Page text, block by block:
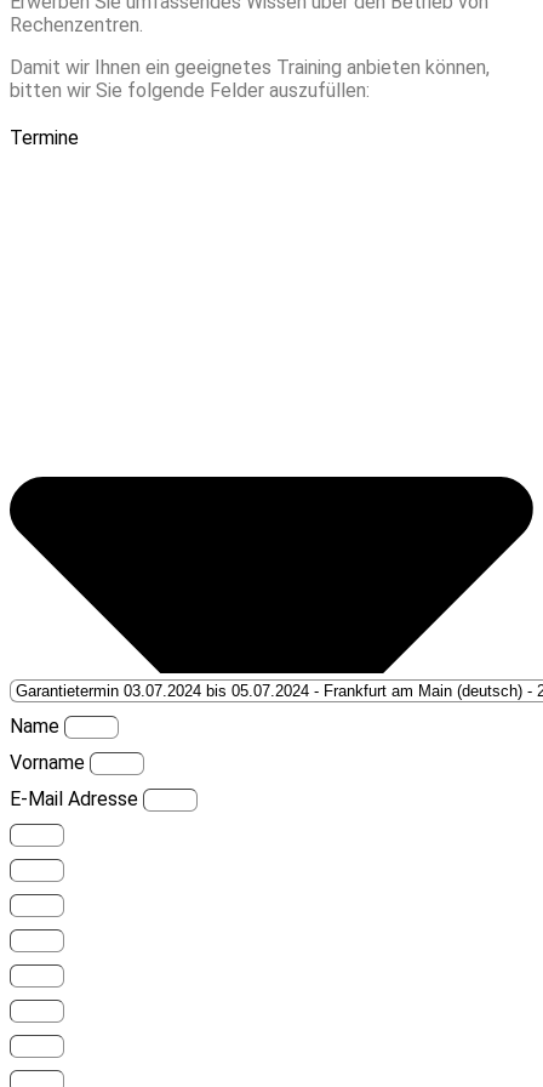
Rechenzentren.
Damit wir Ihnen ein geeignetes Training anbieten können,
bitten wir Sie folgende Felder auszufüllen:
Termine
Name
Vorname
E-Mail Adresse